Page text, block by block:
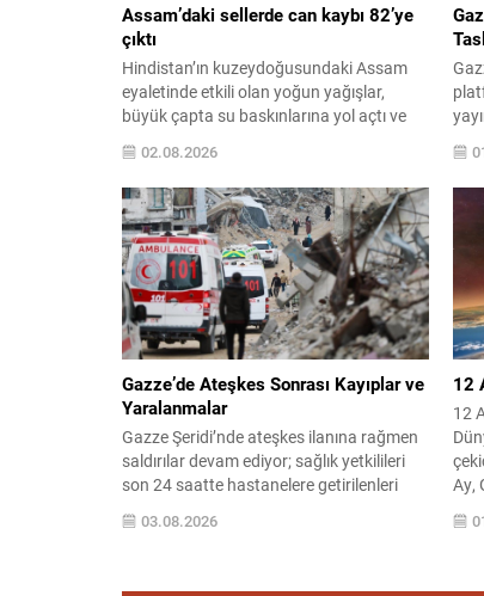
Assam’daki sellerde can kaybı 82’ye
çıktı
Hindistan’ın kuzeydoğusundaki Assam
eyaletinde etkili olan yoğun yağışlar,
büyük çapta su baskınlarına yol açtı ve
bölgedeki yaşamı olumsuz etkiledi. Yerel
yetkililer, felaketin bilançosunun
ağırlaştığını bildirdi. Assam Eyaleti Afet
Yönetim İdaresi (ASDMA) tarafından
yapılan açıklamaya göre, sellere bağlı can
kaybı sayısı 82’ye yükseldi. Hasar gören
bölgelerde kurtarma ve yardım
çalışmaları yoğun...
02.08.2026
Gazze’de Ateşkes Sonrası Kayıplar ve
Yaralanmalar
Gazze Şeridi’nde ateşkes ilanına rağmen
saldırılar devam ediyor; sağlık yetkilileri
son 24 saatte hastanelere getirilenleri
paylaştı. Açıklamaya göre, çeşitli sağlık
kuruluşlarına 18 sivilin cesedi ve 35
03.08.2026
12
12
Ay,